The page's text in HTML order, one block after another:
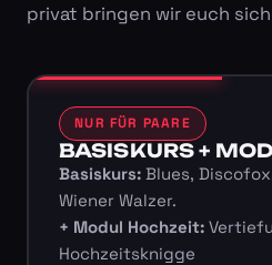
privat bringen wir euch
NUR FÜR PAARE
BASISKURS +
Basiskurs:Blues,
Wiener Walzer.
+ Modul Hochzeit:
Hochzeitsknigge